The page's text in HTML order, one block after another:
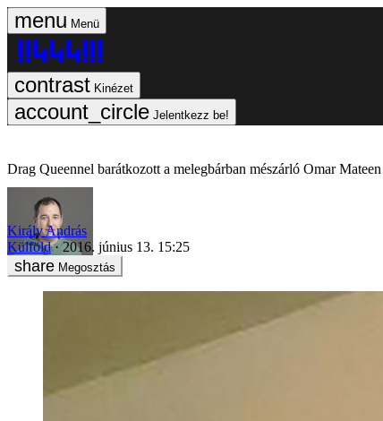
Menü
Kinézet
Jelentkezz be!
Drag Queennel barátkozott a melegbárban mészárló Omar Mateen
Király András
Külföld
2016. június 13. 15:25
Megosztás